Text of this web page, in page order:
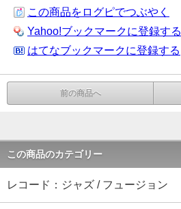
この商品をログピでつぶやく
Yahoo!ブックマークに登録する
はてなブックマークに登録する
前の商品へ
この商品のカテゴリー
レコード：ジャズ / フュージョン